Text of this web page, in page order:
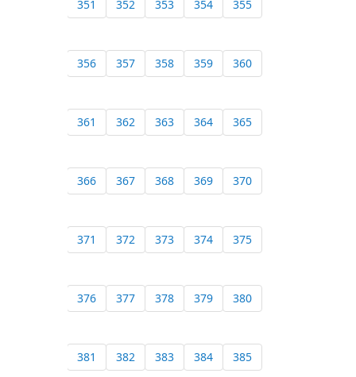
351 352 353 354 355
356 357 358 359 360
361 362 363 364 365
366 367 368 369 370
371 372 373 374 375
376 377 378 379 380
381 382 383 384 385